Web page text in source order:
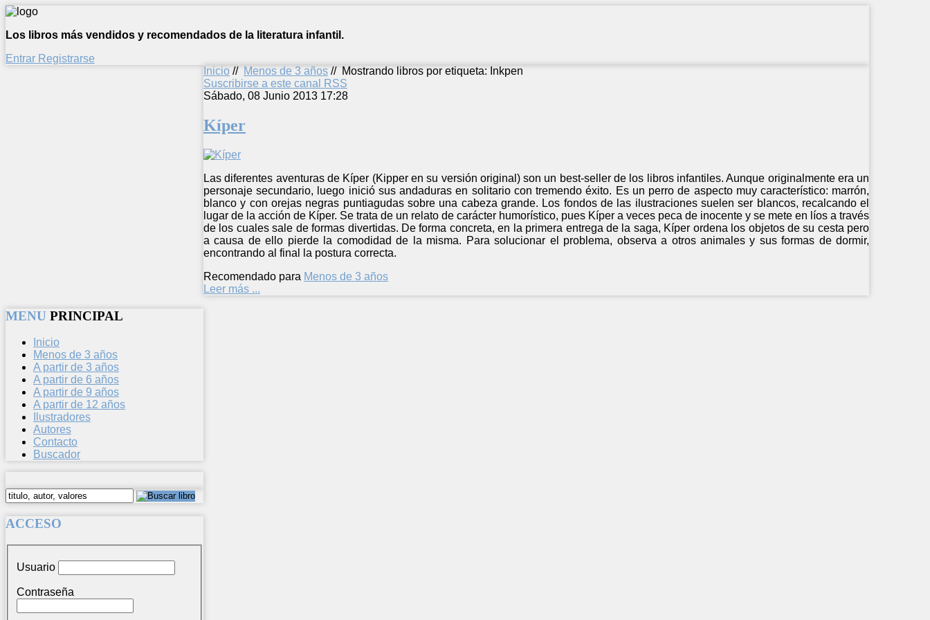
Los libros más vendidos y recomendados de la literatura infantil.
Entrar Registrarse
Inicio // Menos de 3 años // Mostrando libros por etiqueta: Inkpen
Suscribirse a este canal RSS
Sábado, 08 Junio 2013 17:28
Kíper
Las diferentes aventuras de Kíper (Kipper en su versión original) son un best-seller de los libros infantiles. Aunque originalmente era un
personaje secundario, luego inició sus andaduras en solitario con tremendo éxito. Es un perro de aspecto muy característico: marrón,
blanco y con orejas negras puntiagudas sobre una cabeza grande. Los fondos de las ilustraciones suelen ser blancos, recalcando el
lugar de la acción de Kíper. Se trata de un relato de carácter humorístico, pues Kíper a veces peca de inocente y se mete en líos a través
de los cuales sale de formas divertidas. De forma concreta, en la primera entrega de la saga, Kíper ordena los objetos de su cesta pero
a causa de ello pierde la comodidad de la misma. Para solucionar el problema, observa a otros animales y sus formas de dormir,
encontrando al final la postura correcta.
Recomendado para Menos de 3 años
Leer más ...
MENU PRINCIPAL
Inicio
Menos de 3 años
A partir de 3 años
A partir de 6 años
A partir de 9 años
A partir de 12 años
Ilustradores
Autores
Contacto
Buscador
ACCESO
Usuario
Contraseña